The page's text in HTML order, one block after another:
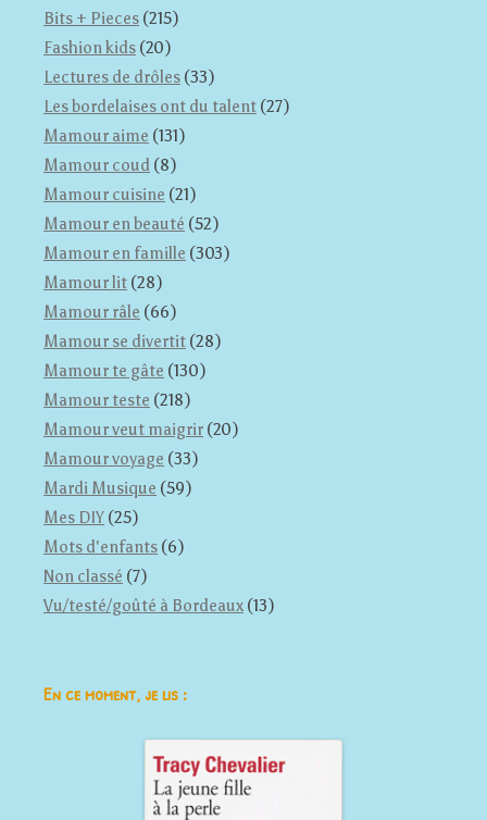
Bits + Pieces (215)
Fashion kids (20)
Lectures de drôles (33)
Les bordelaises ont du talent (27)
Mamour aime (131)
Mamour coud (8)
Mamour cuisine (21)
Mamour en beauté (52)
Mamour en famille (303)
Mamour lit (28)
Mamour râle (66)
Mamour se divertit (28)
Mamour te gâte (130)
Mamour teste (218)
Mamour veut maigrir (20)
Mamour voyage (33)
Mardi Musique (59)
Mes DIY (25)
Mots d'enfants (6)
Non classé (7)
Vu/testé/goûté à Bordeaux (13)
En ce moment, je lis :